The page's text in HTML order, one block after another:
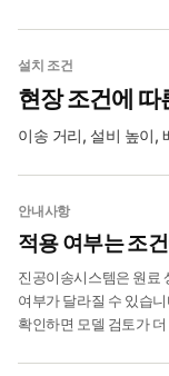
설치 조건
현장 조건에 따
이송 거리, 설비 높이,
안내사항
적용 여부는 조
진공이송시스템은 원료
여부가 달라질 수 있습
확인하면 모델 검토가